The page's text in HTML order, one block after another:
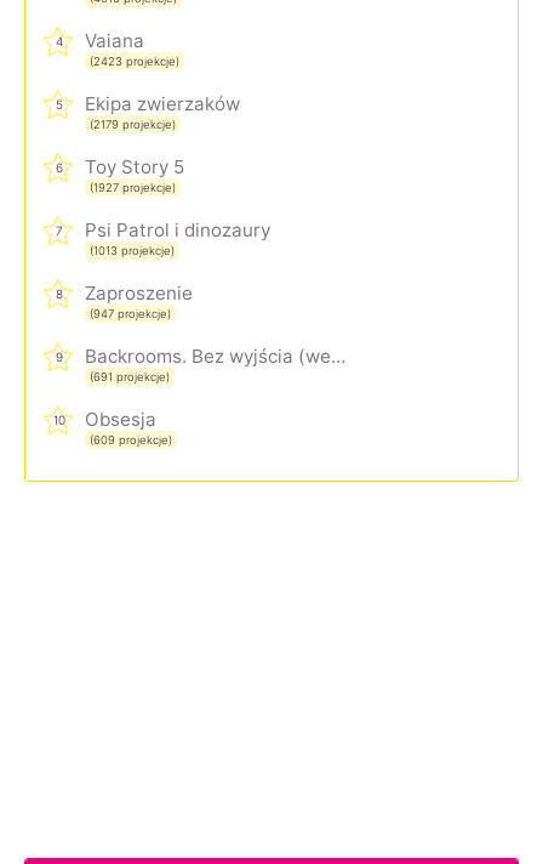
4 Vaiana
(2423 projekcje)
5 Ekipa zwierzaków
(2179 projekcje)
6 Toy Story 5
(1927 projekcje)
7 Psi Patrol i dinozaury
(1013 projekcje)
8 Zaproszenie
(947 projekcje)
9 Backrooms. Bez wyjścia (wersja rozszerzona)
(691 projekcje)
10 Obsesja
(609 projekcje)